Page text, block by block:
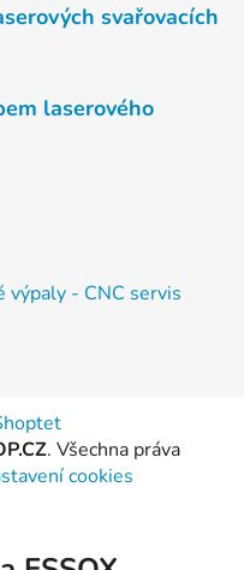
svařovacích
laserového
výpaly - CNC servis
. Všechna práva
cookies